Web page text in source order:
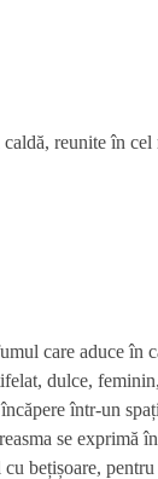
reunite în
care aduce în
dulce,
într-un
se exprimă
bețișoare,